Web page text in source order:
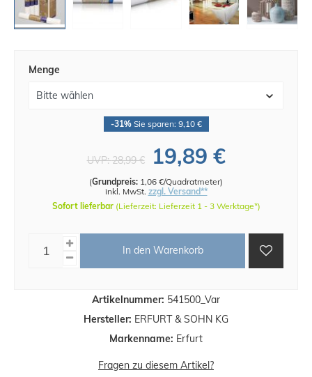
Artikelnummer: 541500_Var
Hersteller: ERFURT & SOHN KG
Markenname: Erfurt
Menge
-31%Sie sparen: 9,10 €
UVP:28,99 € 19,89 €
(Grundpreis: 1,06 €/Quadratmeter)
inkl. MwSt. zzgl. Versand**
Sofort lieferbar (Lieferzeit: Lieferzeit 1 - 3 Werktage*)
In den Warenkorb
Fragen zu diesem Artikel?